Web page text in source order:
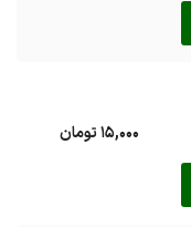
15,000 تومان